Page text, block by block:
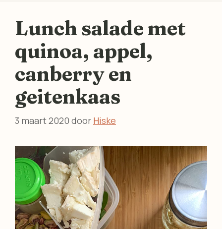
Lunch salade met
quinoa, appel,
canberry en
geitenkaas
3 maart 2020 door Hiske